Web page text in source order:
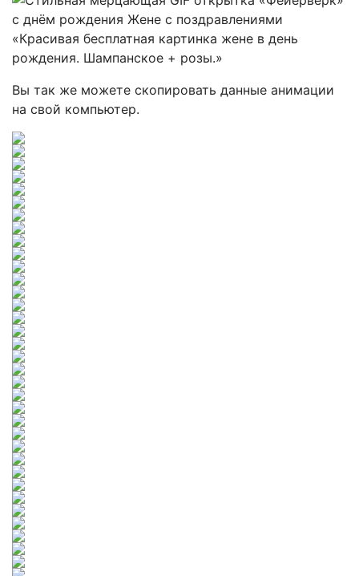
Вы так же можете скопировать данные анимации
на свой компьютер.